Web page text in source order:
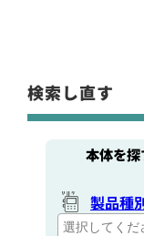
検索し直す
本体を探
製品種